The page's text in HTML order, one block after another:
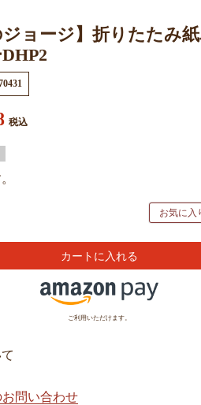
ジョージ】折りたたみ
税込
お気に入
カートに入れる
ご利用いただけます。
問い合わせ